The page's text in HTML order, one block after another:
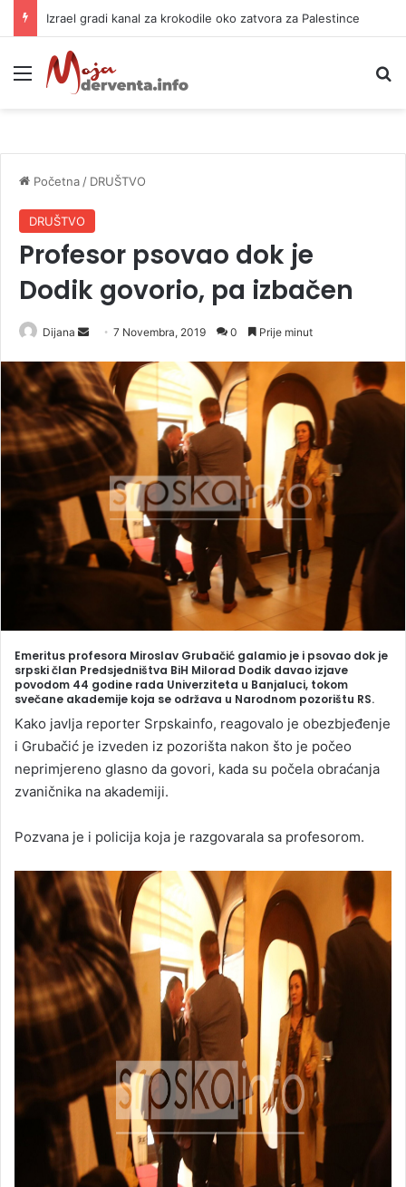
Izrael gradi kanal za krokodile oko zatvora za Palestince
Meni
Početna / DRUŠTVO
DRUŠTVO
Profesor psovao dok je
Dodik govorio, pa izbačen
Dijana
n
d
a
n
e
m
i
7 Novembra, 2019 0 Prije minut
Emeritus profesora Miroslav Grubačić galamio je i psovao dok je
srpski član Predsjedništva BiH Milorad Dodik davao izjave
povodom 44 godine rada Univerziteta u Banjaluci, tokom
svečane akademije koja se održava u Narodnom pozorištu RS.
Kako javlja reporter Srpskainfo, reagovalo je obezbjeđenje
i Grubačić je izveden iz pozorišta nakon što je počeo
neprimjereno glasno da govori, kada su počela obraćanja
zvaničnika na akademiji.
Pozvana je i policija koja je razgovarala sa profesorom.